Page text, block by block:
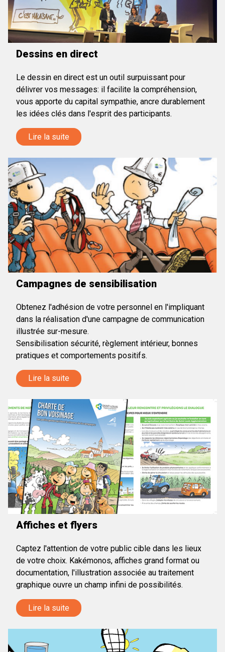
Dessins en direct
Le dessin en direct est un outil surpuissant pour
délivrer vos messages: il facilite la compréhension,
vous apporte du capital sympathie, ancre durablement
les idées clés dans l'esprit des participants.
Lire la suite
Campagnes de sensibilisation
Obtenez l'adhésion de votre personnel en l'impliquant
dans la réalisation d'une campagne de communication
illustrée sur-mesure.
Sensibilisation sécurité, règlement intérieur, bonnes
pratiques et comportements positifs.
Lire la suite
Affiches et flyers
Captez l'attention de votre public cible dans les lieux
de votre choix. Kakémonos, affiches grand format ou
documentation, l'illustration associée au traitement
graphique ouvre un champ infini de possibilités.
Lire la suite